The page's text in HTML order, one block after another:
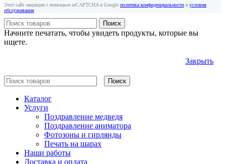
Этот сайт защищен с помощью reCAPTCHA и Google политика конфиденциальности и условия
обслуживания
Поиск
Начните печатать, чтобы увидеть продукты, которые вы
ищете.
Закрыть
Поиск
Каталог
Услуги
Поздравление медведя
Поздравление аниматора
Фотозоны и гирлянды
Печать на шарах
Наши работы
Доставка и оплата